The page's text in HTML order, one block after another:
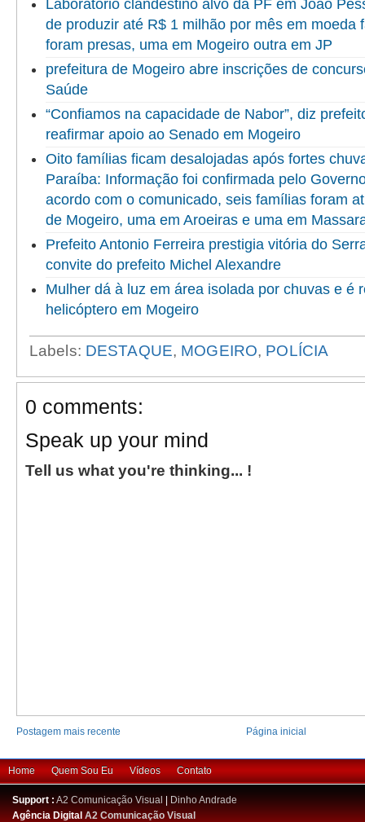
Laboratório clandestino alvo da PF em João
de produzir até R$ 1 milhão por mês em moeda
foram presas, uma em Mogeiro outra em JP
prefeitura de Mogeiro abre inscrições de
Saúde
“Confiamos na capacidade de Nabor”, diz
reafirmar apoio ao Senado em Mogeiro
Oito famílias ficam desalojadas após fortes
Paraíba: Informação foi confirmada pelo
acordo com o comunicado, seis famílias foram
de Mogeiro, uma em Aroeiras e uma em
Prefeito Antonio Ferreira prestigia vitória do
convite do prefeito Michel Alexandre
Mulher dá à luz em área isolada por chuvas e é
helicóptero em Mogeiro
Labels: DESTAQUE, MOGEIRO, POLÍCIA
0 comments:
Speak up your mind
Tell us what you're thinking... !
Postagem mais recente Página inicial
Home Quem Sou Eu Vídeos Contato
Support : A2 Comunicação Visual | Dinho Andrade
Agência DigitalA2 Comunicação Visual